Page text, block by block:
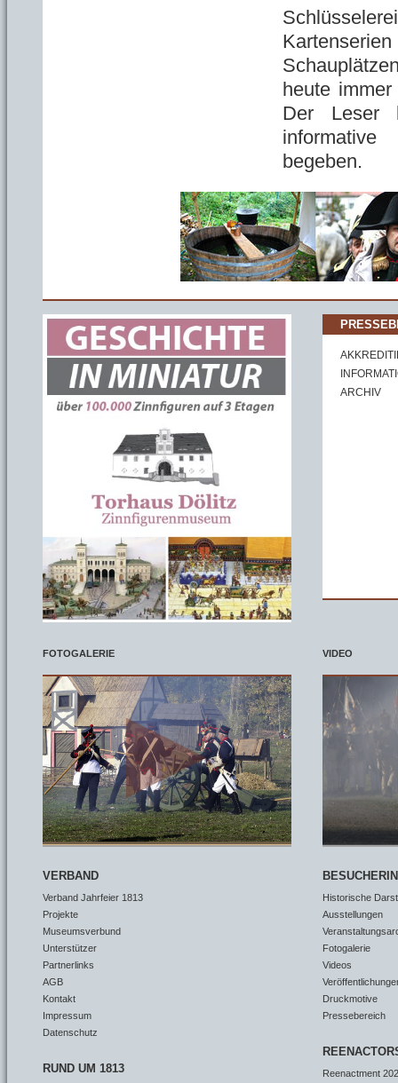
heute
Der Leser
begeben.
ARCHIV
FOTOGALERIE
VERBAND
Verband Jahrfeier 1813
Projekte
Museumsverbund
Unterstützer
Partnerlinks
AGB
Kontakt
Impressum
Datenschutz
RUND UM 1813
VIDEO
Historische
Ausstellungen
Fotogalerie
Videos
Druckmotive
Pressebereich
Reenactment